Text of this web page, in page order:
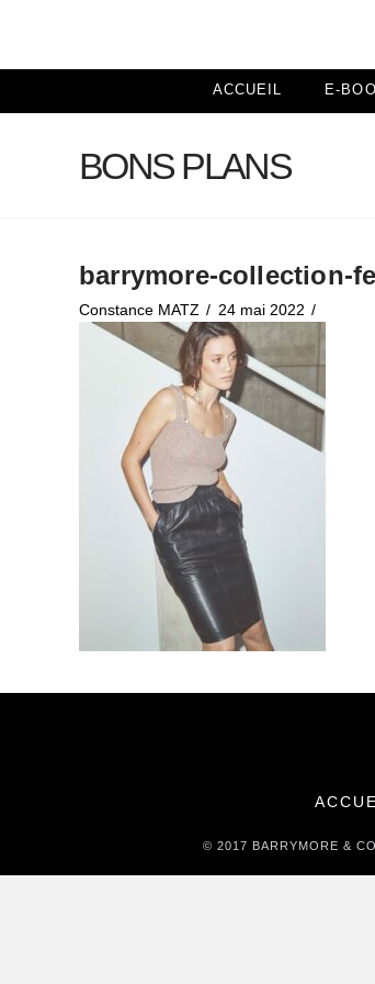
ACCUEIL E-
BONS PLANS
barrymore-collection-
Constance MATZ 24 mai 2022
© 2017 BARRYMORE &